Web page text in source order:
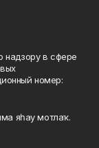
надзору в сфере
номер:
яһау мотлаҡ.